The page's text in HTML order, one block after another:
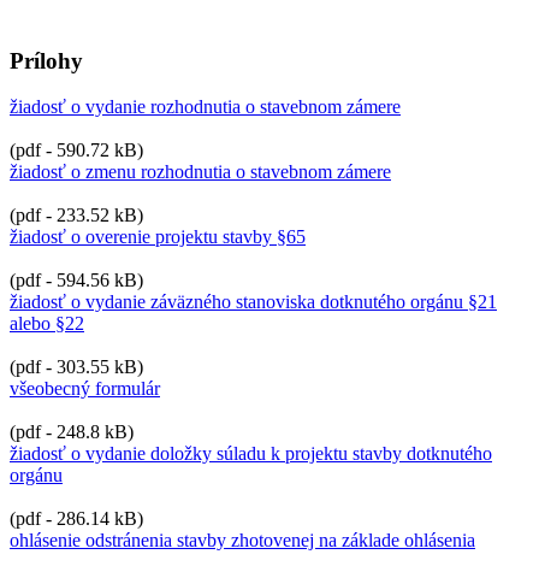
Prílohy
žiadosť o vydanie rozhodnutia o stavebnom zámere
(pdf - 590.72 kB)
žiadosť o zmenu rozhodnutia o stavebnom zámere
(pdf - 233.52 kB)
žiadosť o overenie projektu stavby §65
(pdf - 594.56 kB)
žiadosť o vydanie záväzného stanoviska dotknutého orgánu §21
alebo §22
(pdf - 303.55 kB)
všeobecný formulár
(pdf - 248.8 kB)
žiadosť o vydanie doložky súladu k projektu stavby dotknutého
orgánu
(pdf - 286.14 kB)
ohlásenie odstránenia stavby zhotovenej na základe ohlásenia